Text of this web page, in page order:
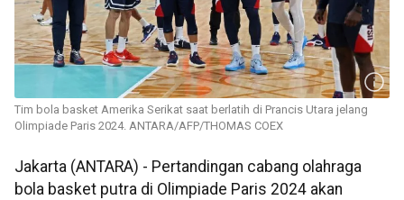
Tim bola basket Amerika Serikat saat berlatih di Prancis Utara jelang
Olimpiade Paris 2024. ANTARA/AFP/THOMAS COEX
Jakarta (ANTARA) - Pertandingan cabang olahraga
bola basket putra di Olimpiade Paris 2024 akan